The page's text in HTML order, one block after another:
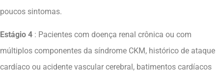
poucos sintomas.
Estágio 4 : Pacientes com doença renal crônica ou com
múltiplos componentes da síndrome CKM, histórico de ataque
cardíaco ou acidente vascular cerebral, batimentos cardíacos